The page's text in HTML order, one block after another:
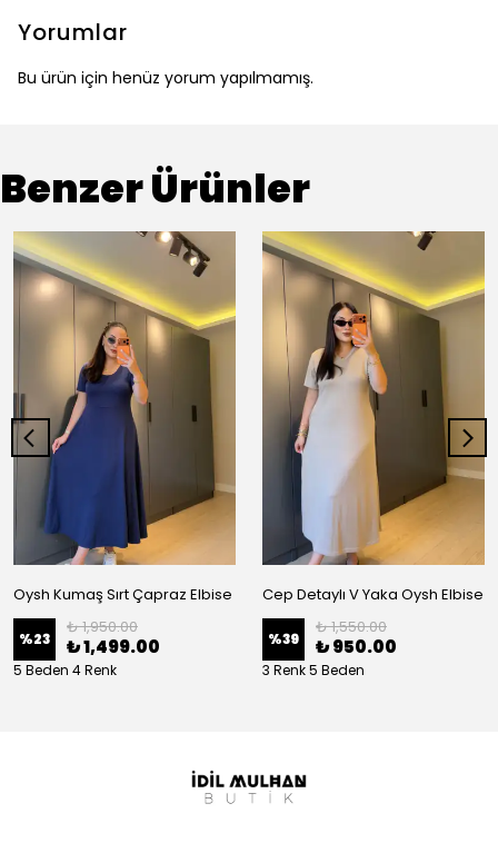
Yorumlar
Bu ürün için henüz yorum yapılmamış.
Benzer Ürünler
Oysh Kumaş Sırt Çapraz Elbise
%23
₺ 1,950.00
₺ 1,499.00
5 Beden 4 Renk
Cep Detaylı V Yaka Oysh Elbise
%39
₺ 1,550.00
₺ 950.00
3 Renk 5 Beden